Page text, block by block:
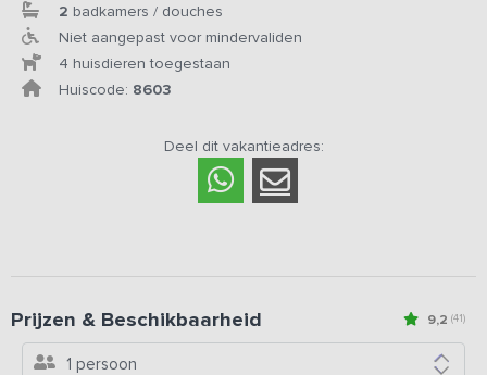
2 badkamers / douches
Niet aangepast voor mindervaliden
4 huisdieren toegestaan
Huiscode: 8603
Deel dit vakantieadres:
9,2 (41)
Prijzen & Beschikbaarheid
1 persoon